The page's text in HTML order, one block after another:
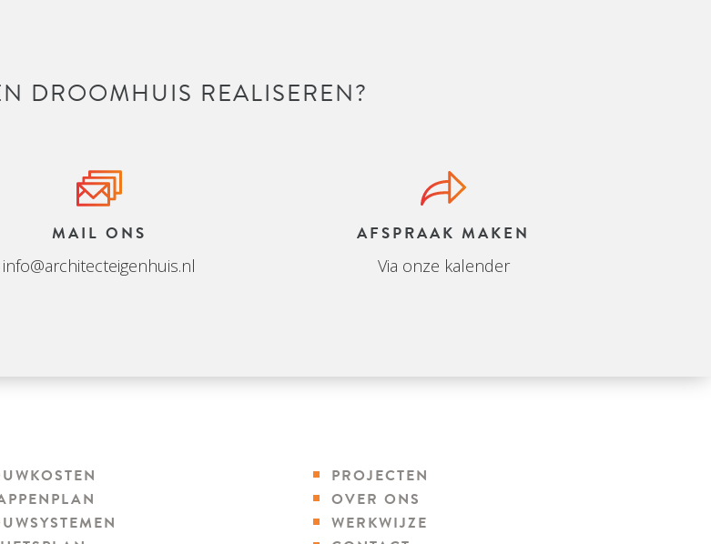
DROOMHUIS REALISEREN?
MAIL ONS
info@architecteigenhuis.nl
AFSPRAAK MAKEN
Via onze kalender
PROJECTEN
OVER ONS
WERKWIJZE